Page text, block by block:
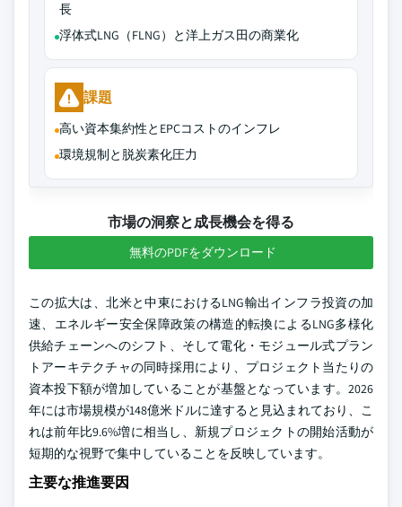
長
浮体式LNG（FLNG）と洋上ガス田の商業化
課題
高い資本集約性とEPCコストのインフレ
環境規制と脱炭素化圧力
市場の洞察と成長機会を得る
無料のPDFをダウンロード
この拡大は、北米と中東におけるLNG輸出インフラ投資の加
速、エネルギー安全保障政策の構造的転換によるLNG多様化
供給チェーンへのシフト、そして電化・モジュール式プラン
トアーキテクチャの同時採用により、プロジェクト当たりの
資本投下額が増加していることが基盤となっています。2026
年には市場規模が148億米ドルに達すると見込まれており、こ
れは前年比9.6%増に相当し、新規プロジェクトの開始活動が
短期的な視野で集中していることを反映しています。
主要な推進要因